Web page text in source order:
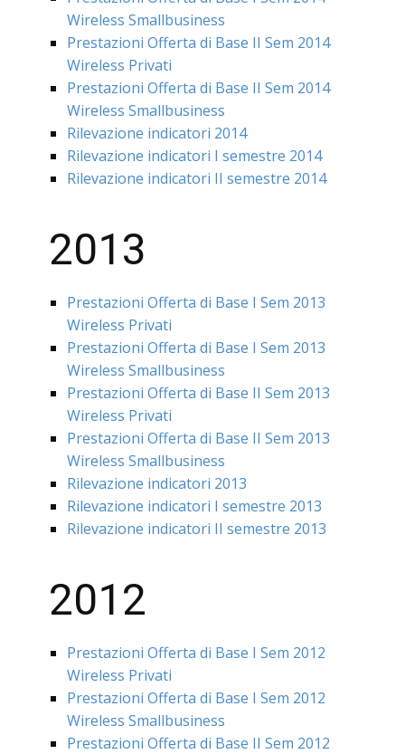
Wireless Smallbusiness
Prestazioni Offerta di Base II Sem 2014
Wireless Privati
Prestazioni Offerta di Base II Sem 2014
Wireless Smallbusiness
Rilevazione indicatori 2014
Rilevazione indicatori I semestre 2014
Rilevazione indicatori II semestre 2014
2013
Prestazioni Offerta di Base I Sem 2013
Wireless Privati
Prestazioni Offerta di Base I Sem 2013
Wireless Smallbusiness
Prestazioni Offerta di Base II Sem 2013
Wireless Privati
Prestazioni Offerta di Base II Sem 2013
Wireless Smallbusiness
Rilevazione indicatori 2013
Rilevazione indicatori I semestre 2013
Rilevazione indicatori II semestre 2013
2012
Prestazioni Offerta di Base I Sem 2012
Wireless Privati
Prestazioni Offerta di Base I Sem 2012
Wireless Smallbusiness
Prestazioni Offerta di Base II Sem 2012